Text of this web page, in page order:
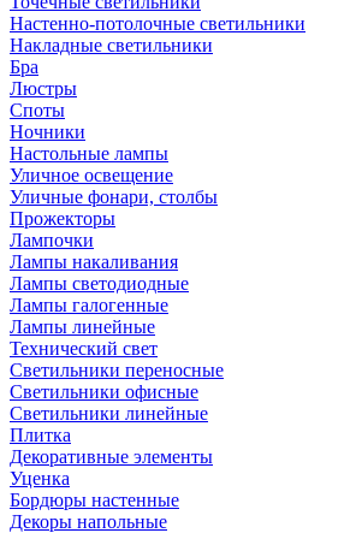
Настенно-потолочные светильники
Накладные светильники
Бра
Люстры
Споты
Ночники
Настольные лампы
Уличное освещение
Уличные фонари, столбы
Прожекторы
Лампочки
Лампы накаливания
Лампы светодиодные
Лампы галогенные
Лампы линейные
Технический свет
Светильники переносные
Светильники офисные
Светильники линейные
Плитка
Декоративные элементы
Уценка
Бордюры настенные
Декоры напольные